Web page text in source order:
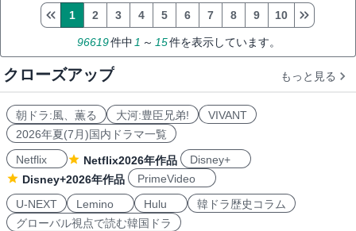
96619件中 1 ～ 15件を表示しています。
1 2 3 4 5 6 7 8 9 10
クローズアップ もっと見る
朝ドラ:風、薫る 大河:豊臣兄弟!
VIVANT
2026年夏(7月)国内ドラマ一覧
Netflix
Netflix2026年作品
Disney+
Disney+2026年作品
PrimeVideo
U-NEXT
Lemino Hulu
韓ドラ歴史コラム
グローバル視点で読む韓国ドラ